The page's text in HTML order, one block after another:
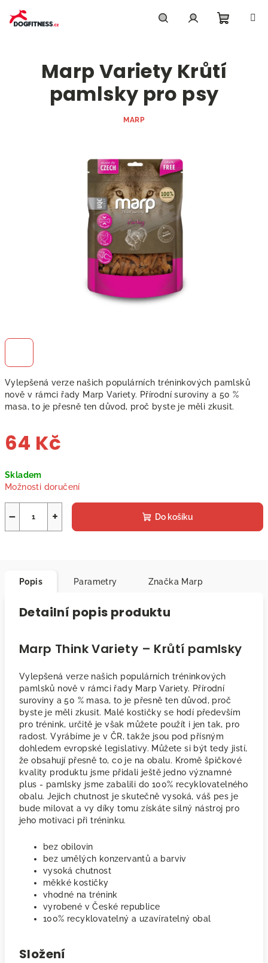
obsah
košík
Vylepšená verze našich populárních tréninkových pamlsků
nově v rámci řady Marp Variety. Přírodní suroviny a 50 %
masa, to je přesně ten důvod, proč byste je měli zkusit.
64 Kč
cena:
Skladem
Možnosti doručení
+
− Do košíku
Marp Variety Krůtí
pamlsky pro psy
MARP
Popis Parametry Značka Marp
Detailní popis produktu
Marp Think Variety – Krůtí pamlsky
Vylepšená verze našich populárních tréninkových
pamlsků nově v rámci řady Marp Variety. Přírodní
suroviny a 50 % masa, to je přesně ten důvod, proč
byste je měli zkusit. Malé kostičky se hodí především
pro trénink, určitě je však můžete použít i jen tak, pro
radost. Vyrábíme je v ČR, takže jsou pod přísným
dohledem evropské legislativy. Můžete si být tedy jistí,
že obsahují přesně to, co je na obalu. Kromě špičkové
kvality produktu jsme přidali ještě jedno významné
plus - pamlsky jsme zabalili do 100% recyklovatelného
obalu. Jejich chutnost je skutečně vysoká, váš pes je
bude milovat a vy díky tomu získáte silný nástroj pro
jeho motivaci při tréninku.
bez obilovin
bez umělých konzervantů a barviv
vysoká chutnost
měkké kostičky
vhodné na trénink
vyrobené v České republice
100% recyklovatelný a uzavíratelný obal
Složení